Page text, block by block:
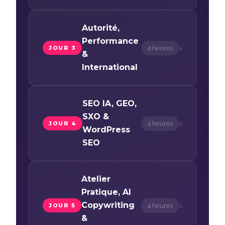
JOUR 3
Autorité,
Performance
&
International
4 heures ›
JOUR 4
SEO IA, GEO,
SXO &
WordPress
SEO
4 heures ›
JOUR 5
Atelier
Pratique, AI
Copywriting
&
4 heures ›